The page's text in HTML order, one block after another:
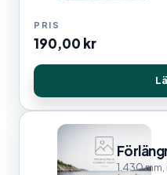
190,00 kr
1.430